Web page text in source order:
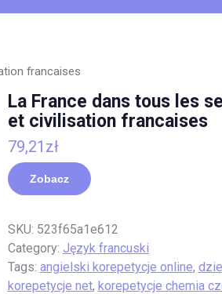
francaises
La France dans tous les
et civilisation francaises
79,21 zł
Zobacz
SKU: 523f65a1e612
Category: Język francuski
Tags: angielski korepetycje online,
korepetycje net, korepetycje chemia